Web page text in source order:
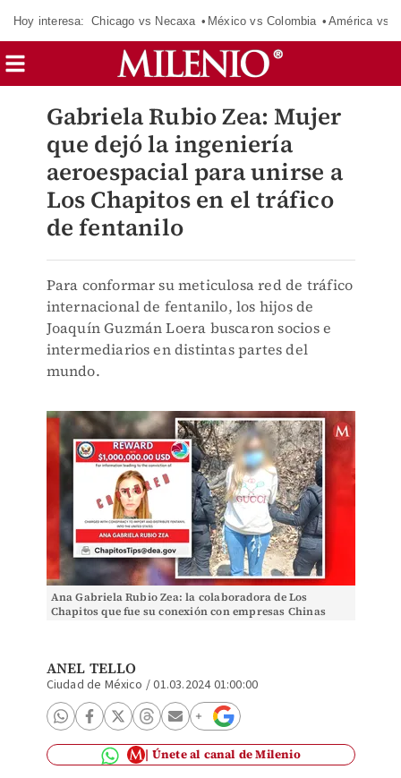
Hoy interesa: Chicago vs Necaxa México vs Colombia América vs
Gabriela Rubio Zea: Mujer
que dejó la ingeniería
aeroespacial para unirse a
Los Chapitos en el tráfico
de fentanilo
Para conformar su meticulosa red de tráfico
internacional de fentanilo, los hijos de
Joaquín Guzmán Loera buscaron socios e
intermediarios en distintas partes del
mundo.
Ana Gabriela Rubio Zea: la colaboradora de Los
Chapitos que fue su conexión con empresas Chinas
ANEL TELLO
Ciudad de México /01.03.2024 01:00:00
Únete al canal de Milenio